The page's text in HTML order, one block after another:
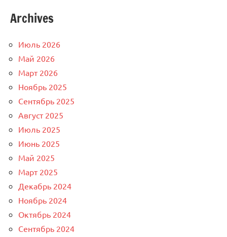
Archives
Июль 2026
Май 2026
Март 2026
Ноябрь 2025
Сентябрь 2025
Август 2025
Июль 2025
Июнь 2025
Май 2025
Март 2025
Декабрь 2024
Ноябрь 2024
Октябрь 2024
Сентябрь 2024